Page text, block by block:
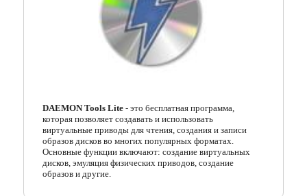
DAEMON Tools Lite- это бесплатная программа,
которая позволяет создавать и использовать
виртуальные приводы для чтения, создания и записи
образов дисков во многих популярных форматах.
Основные функции включают: создание виртуальных
дисков, эмуляция физических приводов, создание
образов и другие.